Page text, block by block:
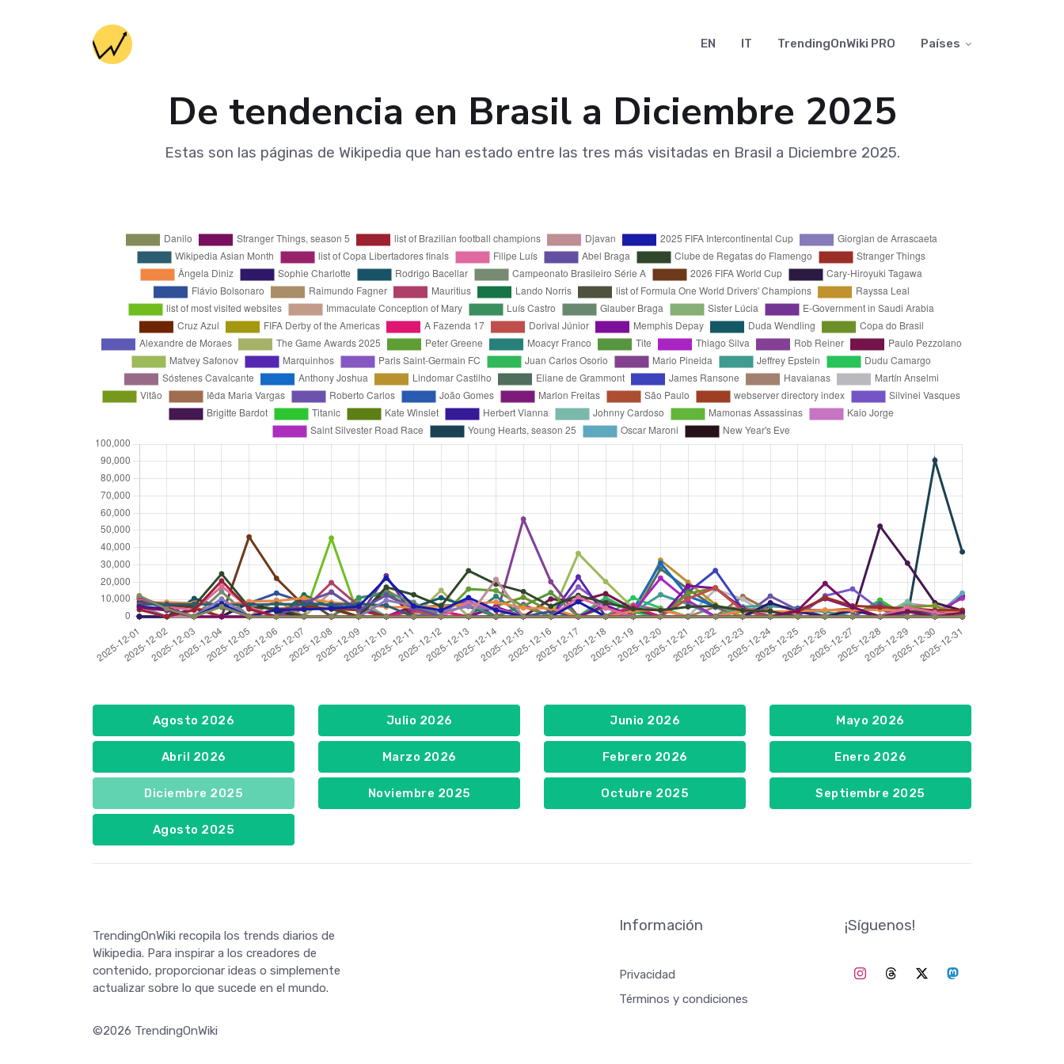
EN IT TrendingOnWiki PRO Países
De tendencia en Brasil a Diciembre 2025
Estas son las páginas de Wikipedia que han estado entre las tres más visitadas en Brasil a Diciembre 2025.
Agosto 2026 Julio 2026 Junio 2026 Mayo 2026
Abril 2026 Marzo 2026 Febrero 2026 Enero 2026
Diciembre 2025 Noviembre 2025 Octubre 2025 Septiembre 2025
Agosto 2025
TrendingOnWiki recopila los trends diarios de
Wikipedia. Para inspirar a los creadores de
contenido, proporcionar ideas o simplemente
actualizar sobre lo que sucede en el mundo.
©2026 TrendingOnWiki
Información
Privacidad
Términos y condiciones
¡Síguenos!